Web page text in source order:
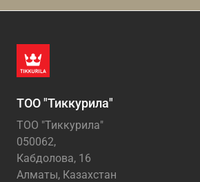
ТОО "Тиккурила"
ТОО "Тиккурила"
050062,
Кабдолова, 16
Алматы, Казахстан